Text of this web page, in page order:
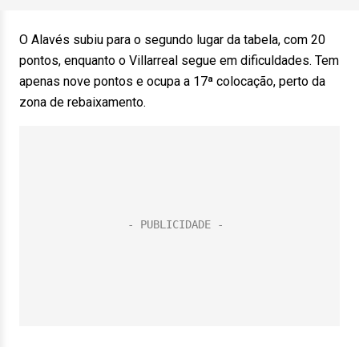
O Alavés subiu para o segundo lugar da tabela, com 20
pontos, enquanto o Villarreal segue em dificuldades. Tem
apenas nove pontos e ocupa a 17ª colocação, perto da
zona de rebaixamento.